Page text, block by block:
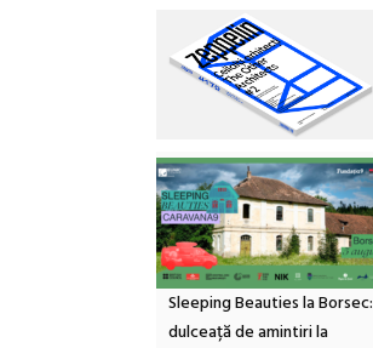
Sleeping Beauties la Borsec:
dulceață de amintiri la